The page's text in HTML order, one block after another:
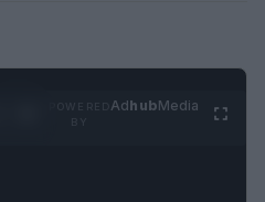
AdhubMedia